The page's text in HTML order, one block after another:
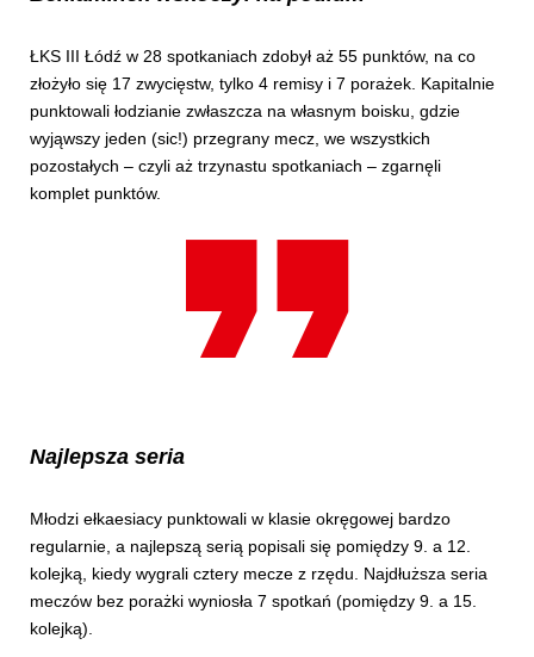
ŁKS III Łódź w 28 spotkaniach zdobył aż 55 punktów, na co
złożyło się 17 zwycięstw, tylko 4 remisy i 7 porażek. Kapitalnie
punktowali łodzianie zwłaszcza na własnym boisku, gdzie
wyjąwszy jeden (sic!) przegrany mecz, we wszystkich
pozostałych – czyli aż trzynastu spotkaniach – zgarnęli
komplet punktów.
Najlepsza seria
Młodzi ełkaesiacy punktowali w klasie okręgowej bardzo
regularnie, a najlepszą serią popisali się pomiędzy 9. a 12.
kolejką, kiedy wygrali cztery mecze z rzędu. Najdłuższa seria
meczów bez porażki wyniosła 7 spotkań (pomiędzy 9. a 15.
kolejką).